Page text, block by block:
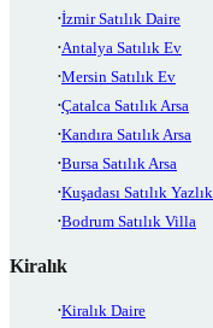
İzmir Satılık Daire
Antalya Satılık Ev
Mersin Satılık Ev
Çatalca Satılık Arsa
Kandıra Satılık Arsa
Bursa Satılık Arsa
Kuşadası Satılık Yazlık
Bodrum Satılık Villa
Kiralık
Kiralık Daire